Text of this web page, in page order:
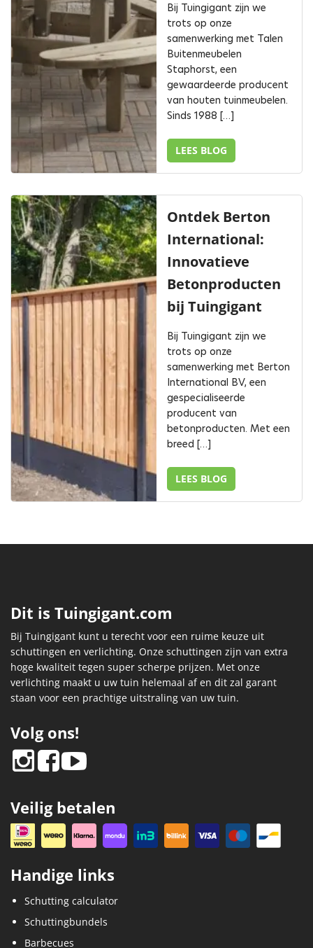
Bij Tuingigant zijn we
trots op onze
samenwerking met Talen
Buitenmeubelen
Staphorst, een
gewaardeerde producent
van houten tuinmeubelen.
Sinds 1988 […]
LEES BLOG
Ontdek Berton
International:
Innovatieve
Betonproducten
bij Tuingigant
Bij Tuingigant zijn we
trots op onze
samenwerking met Berton
International BV, een
gespecialiseerde
producent van
betonproducten. Met een
breed […]
LEES BLOG
Dit is Tuingigant.com
Bij Tuingigant kunt u terecht voor een ruime keuze uit
schuttingen en verlichting. Onze schuttingen zijn van extra
hoge kwaliteit tegen super scherpe prijzen. Met onze
verlichting maakt u uw tuin helemaal af en dit zal garant
staan voor een prachtige uitstraling van uw tuin.
Volg ons!
Veilig betalen
Handige links
Schutting calculator
Schuttingbundels
Barbecues